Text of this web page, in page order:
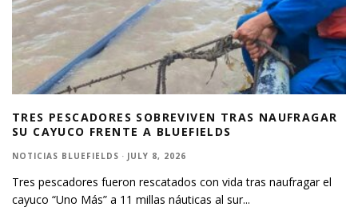
TRES PESCADORES SOBREVIVEN TRAS NAUFRAGAR
SU CAYUCO FRENTE A BLUEFIELDS
NOTICIAS BLUEFIELDS · JULY 8, 2026
Tres pescadores fueron rescatados con vida tras naufragar el
cayuco “Uno Más” a 11 millas náuticas al sur...